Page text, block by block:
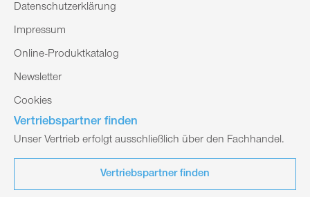
Datenschutzerklärung
Impressum
Online-Produktkatalog
Newsletter
Cookies
Vertriebspartner finden
Unser Vertrieb erfolgt ausschließlich über den Fachhandel.
Vertriebspartner finden